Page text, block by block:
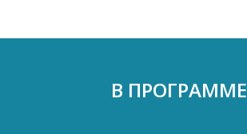
В ПРОГРАММЕ